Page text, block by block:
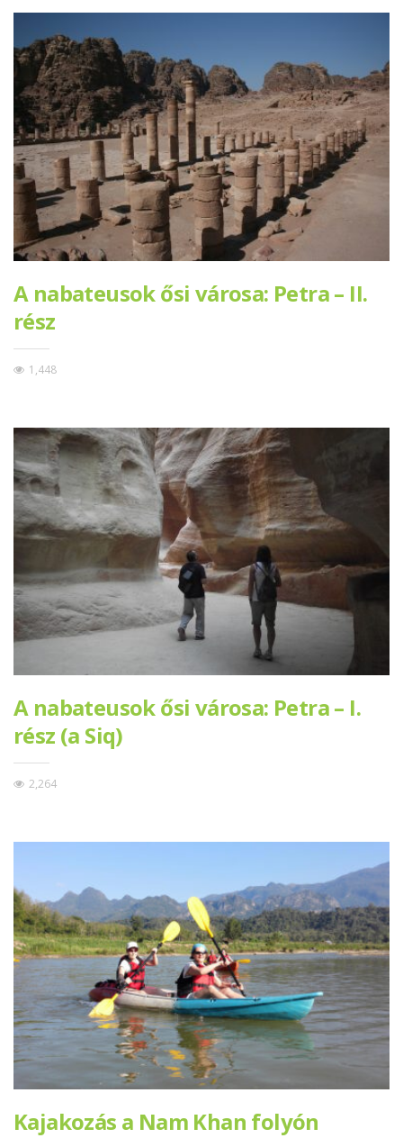
A nabateusok ősi városa: Petra – II.
rész
1,448
A nabateusok ősi városa: Petra – I.
rész (a Siq)
2,264
Kajakozás a Nam Khan folyón